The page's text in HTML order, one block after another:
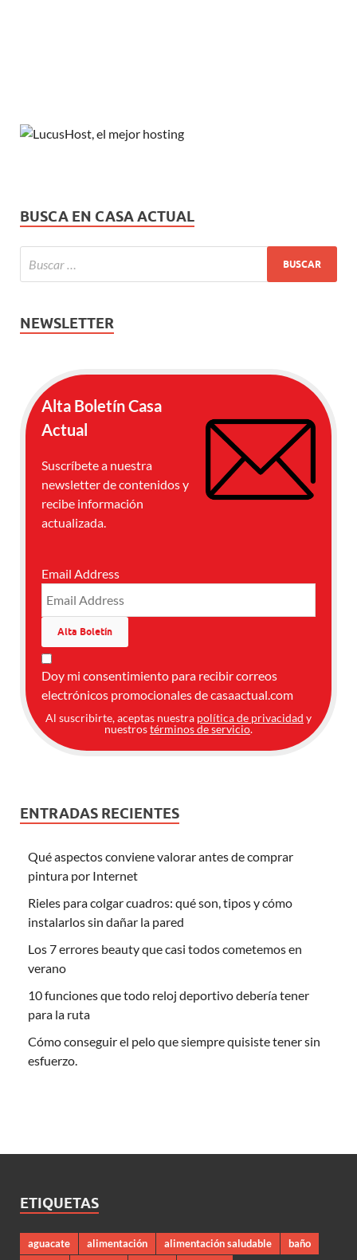
BUSCA EN CASA ACTUAL
NEWSLETTER
Alta Boletín Casa
Actual
Suscríbete a nuestra
newsletter de contenidos y
recibe información
actualizada.
Email Address
Doy mi consentimiento para recibir correos
electrónicos promocionales de casaactual.com
Al suscribirte, aceptas nuestra política de privacidad y
nuestrostérminos de servicio.
ENTRADAS RECIENTES
Qué aspectos conviene valorar antes de comprar
pintura por Internet
Rieles para colgar cuadros: qué son, tipos y cómo
instalarlos sin dañar la pared
Los 7 errores beauty que casi todos cometemos en
verano
10 funciones que todo reloj deportivo debería tener
para la ruta
Cómo conseguir el pelo que siempre quisiste tener sin
esfuerzo.
ETIQUETAS
aguacate alimentación alimentación saludable
baño